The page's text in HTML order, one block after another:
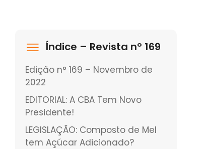
Índice – Revista nº 169
Edição n° 169 – Novembro de
2022
EDITORIAL: A CBA Tem Novo
Presidente!
LEGISLAÇÃO: Composto de Mel
tem Açúcar Adicionado?